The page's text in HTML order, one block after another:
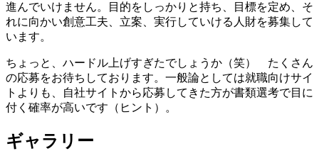
進んでいけません。目的をしっかりと持ち、目標を定め、そ
れに向かい創意工夫、立案、実行していける人財を募集して
います。
ちょっと、ハードル上げすぎたでしょうか（笑） たくさん
の応募をお待ちしております。一般論としては就職向けサイ
トよりも、自社サイトから応募してきた方が書類選考で目に
付く確率が高いです（ヒント）。
ギャラリー